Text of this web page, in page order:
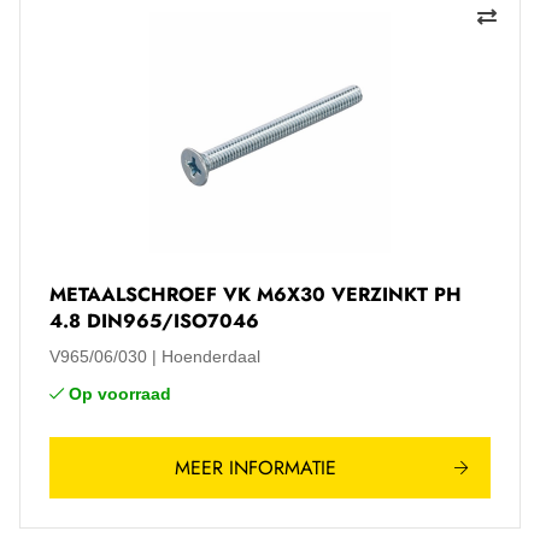
METAALSCHROEF VK M6X30 VERZINKT PH
4.8 DIN965/ISO7046
V965/06/030
Hoenderdaal
Op voorraad
MEER INFORMATIE